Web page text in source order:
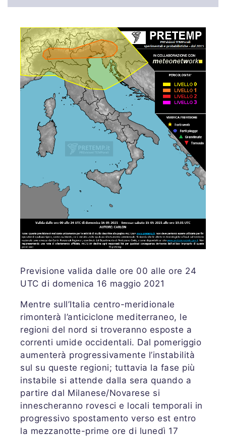
Previsione valida dalle ore 00 alle ore 24
UTC di domenica 16 maggio 2021
Mentre sull’Italia centro-meridionale
rimonterà l’anticiclone mediterraneo, le
regioni del nord si troveranno esposte a
correnti umide occidentali. Dal pomeriggio
aumenterà progressivamente l’instabilità
sul su queste regioni; tuttavia la fase più
instabile si attende dalla sera quando a
partire dal Milanese/Novarese si
innescheranno rovesci e locali temporali in
progressivo spostamento verso est entro
la mezzanotte-prime ore di lunedì 17